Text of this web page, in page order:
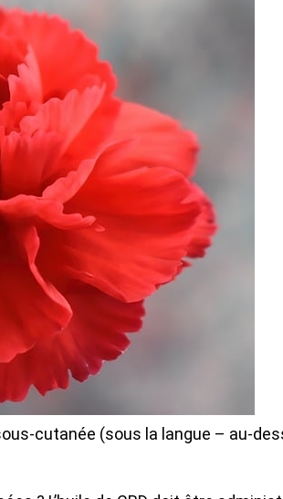
cutanée (sous la langue – au-